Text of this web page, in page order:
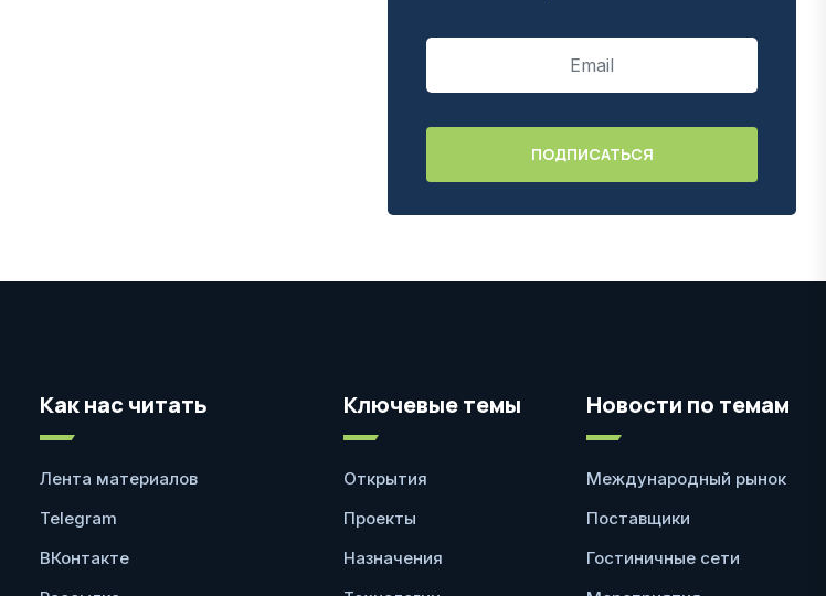
Как нас читать
Лента материалов
Telegram
ВКонтакте
Ключевые темы
Открытия
Проекты
Назначения
Новости по темам
Международный рынок
Поставщики
Гостиничные сети